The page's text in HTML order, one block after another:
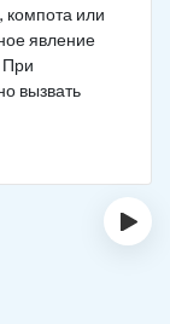
компота или
явление
При
вызвать
›